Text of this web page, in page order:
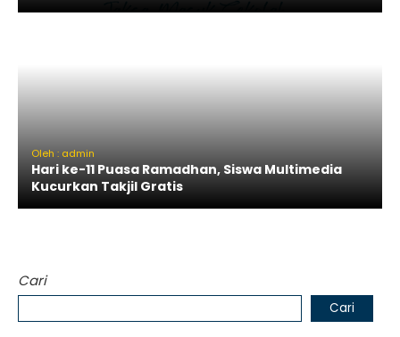
Oleh : admin
Hari ke-11 Puasa Ramadhan, Siswa Multimedia
Kucurkan Takjil Gratis
Cari
Cari